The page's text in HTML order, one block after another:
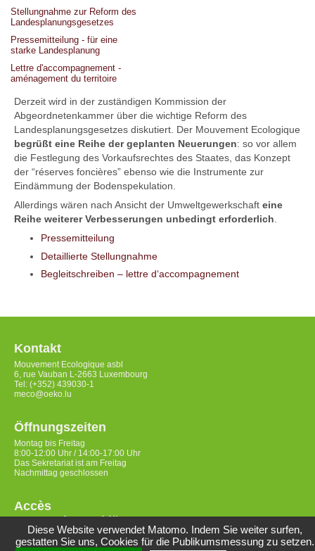
Stellungnahme zur Reform des
Landesplanungsgesetzes
Pressemitteilung - für eine
starke Landesplanung
Lettre d'accompagnement -
aménagement du territoire
Derzeit wird in der zuständigen Kommission der
Abgeordnetenkammer über die wichtige Reform des
Landesplanungsgesetzes diskutiert. Der Mouvement Ecologique
begrüßt eine Reihe der geplanten Neuerungen: so vor allem
die Festlegung des Vorkaufsrechtes des Staates, das Konzept
der “réserves foncières” ebenso wie die Instrumente zur
Eindämmung der Bodenspekulation.
Allerdings wären nach Ansicht der Umweltgewerkschaft eine
Reihe weiterer Verbesserungen unbedingt erforderlich
Pressemitteilung
Detaillierte Stellungnahme
Begleitschreiben – lettre d‘accompagnement
Kontakt
Mouvement Ecologique asbl
6, rue Vauban L-2663 Luxembourg
Tel: (+352) 439030-1
meco@oeko.lu
Öffnungszeiten
Montag bis Freitag
8:00-12:00 Uhr / 14:00-17:00 Uhr
Das Sekretariat ist am Freitag
Nachmittag geschlossen
Accès
Datenschutzerklärung
Diese Website verwendet Matomo. Indem Sie weiter surfen,
gestatten Sie uns, Cookies für die Publikumsmessung zu setzen.